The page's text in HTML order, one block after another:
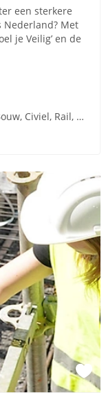
een sterkere
Met
je Veilig’ en de
Wegenbouw, Installatiebedrijven, Bouw, Civiel, Rail, Infrastructuren